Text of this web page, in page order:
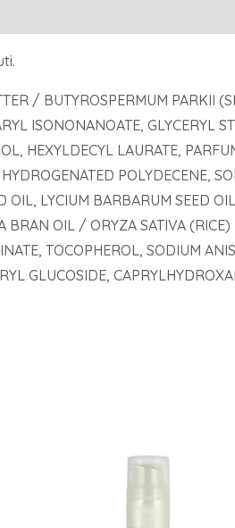
/ BUTYROSPERMUM PARKII
ISONONANOATE, GLYCERYL
HEXYLDECYL LAURATE,
POLYDECENE,
LYCIUM BARBARUM SEED
OIL / ORYZA SATIVA (RICE)
TOCOPHEROL, SODIUM
GLUCOSIDE,